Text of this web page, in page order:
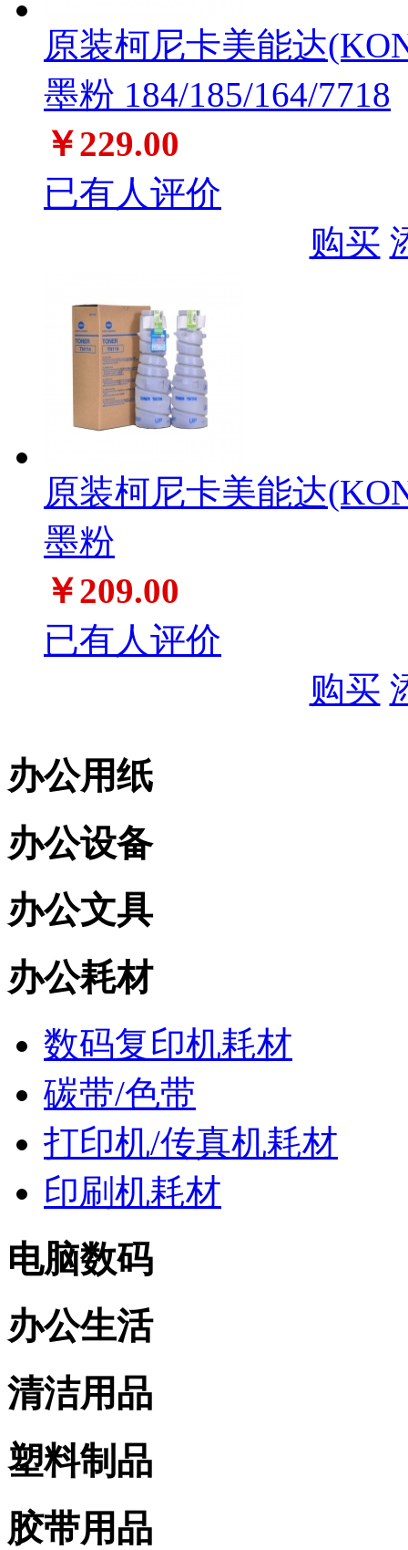
原装柯尼卡美能达
墨粉 184/185/164/7718
￥229.00
已有人评价
购买
原装柯尼卡美能达
墨粉
￥209.00
已有人评价
购买
办公用纸
办公设备
办公文具
办公耗材
数码复印机耗材
碳带/色带
打印机/传真机耗材
印刷机耗材
电脑数码
办公生活
清洁用品
塑料制品
胶带用品